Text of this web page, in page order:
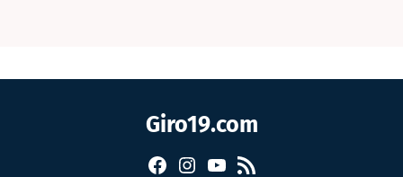
Giro19.com
FacebookInstagram
YouTube
RSS